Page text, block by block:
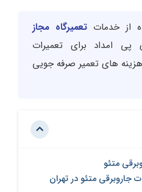
از خدمات تعمیرگاه مجاز
پی امداد برای تعمیرات
متئو تا 75% در هزینه های تعمیر صرفه جویی
متئو
جاروبرقی متئو در تهران